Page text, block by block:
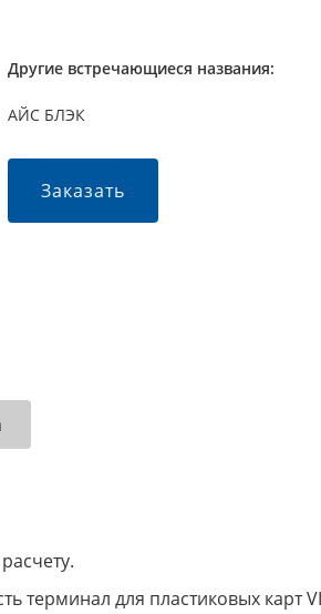
Другие встречающиеся названия:
АЙС БЛЭК
Заказать
терминал для пластиковых карт